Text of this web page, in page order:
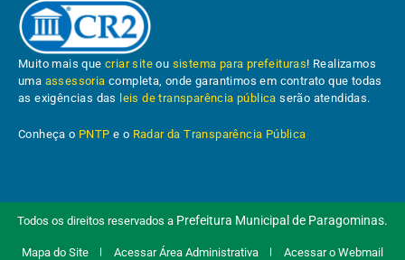
Muito mais quecriar site ou sistema para prefeituras! Realizamos
uma assessoria completa, onde garantimos em contrato que todas
as exigências das leis de transparência pública serão atendidas.
Conheça o PNTP e o Radar da Transparência Pública
Todos os direitos reservados a Prefeitura Municipal de Paragominas.
Mapa do Site Acessar Área Administrativa Acessar o Webmail